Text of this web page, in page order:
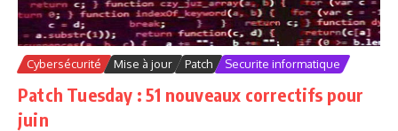
Cybersécurité Mise à jour Patch Securite informatique
Patch Tuesday : 51 nouveaux correctifs pour
juin